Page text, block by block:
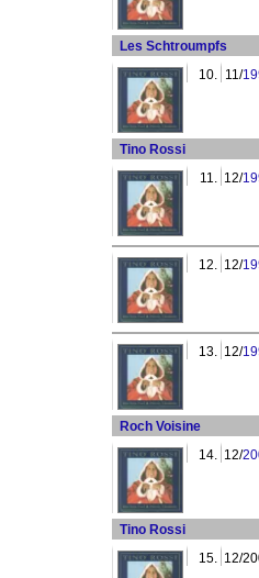
Les Schtroumpfs
10. 11/
Tino Rossi
11. 12/
12. 12/
13. 12/
Roch Voisine
14. 12/
Tino Rossi
15. 12/